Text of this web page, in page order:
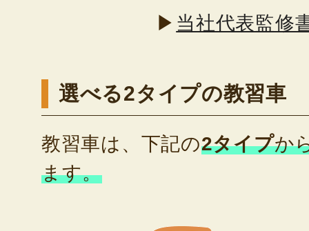
▶ 当社代表監修
選べる2タイプの教習車
教習車は、下記の2タイプか
ます。